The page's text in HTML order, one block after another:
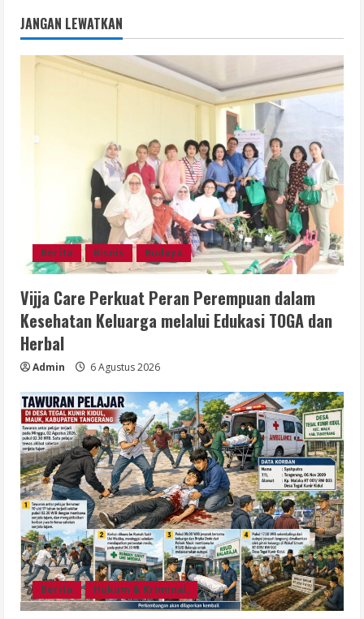
JANGAN LEWATKAN
Berita Bisnis Budaya
Vijja Care Perkuat Peran Perempuan dalam
Kesehatan Keluarga melalui Edukasi TOGA dan
Herbal
Admin 6 Agustus 2026
Berita Hukum & Kriminal,